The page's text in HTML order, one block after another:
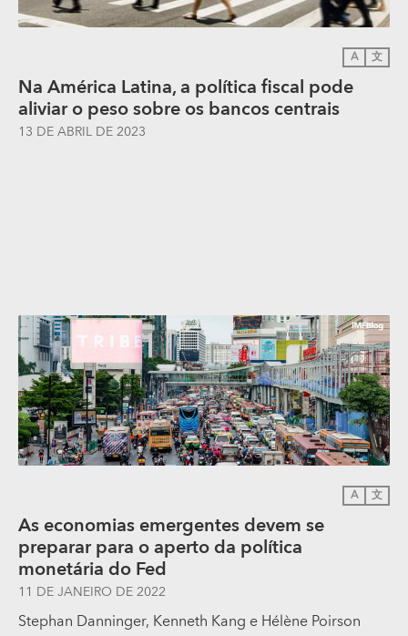
A 文
Na América Latina, a política fiscal pode
aliviar o peso sobre os bancos centrais
13 DE ABRIL DE 2023
A 文
As economias emergentes devem se
preparar para o aperto da política
monetária do Fed
11 DE JANEIRO DE 2022
Stephan Danninger, Kenneth Kang eHélène Poirson